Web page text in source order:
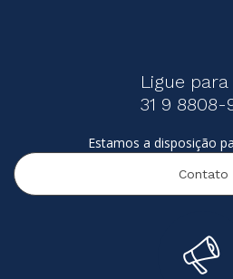
Ligue
31 9 8808-
Estamos a disposição
Contato